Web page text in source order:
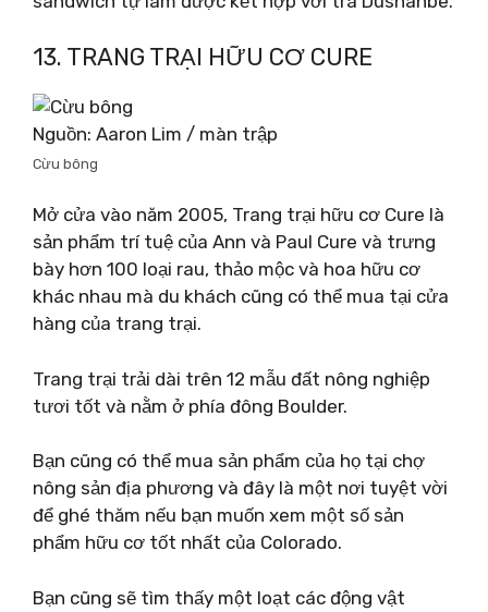
13. TRANG TRẠI HỮU CƠ CURE
Nguồn: Aaron Lim / màn trập
Cừu bông
Mở cửa vào năm 2005, Trang trại hữu cơ Cure là
sản phẩm trí tuệ của Ann và Paul Cure và trưng
bày hơn 100 loại rau, thảo mộc và hoa hữu cơ
khác nhau mà du khách cũng có thể mua tại cửa
hàng của trang trại.
Trang trại trải dài trên 12 mẫu đất nông nghiệp
tươi tốt và nằm ở phía đông Boulder.
Bạn cũng có thể mua sản phẩm của họ tại chợ
nông sản địa phương và đây là một nơi tuyệt vời
để ghé thăm nếu bạn muốn xem một số sản
phẩm hữu cơ tốt nhất của Colorado.
Bạn cũng sẽ tìm thấy một loạt các động vật